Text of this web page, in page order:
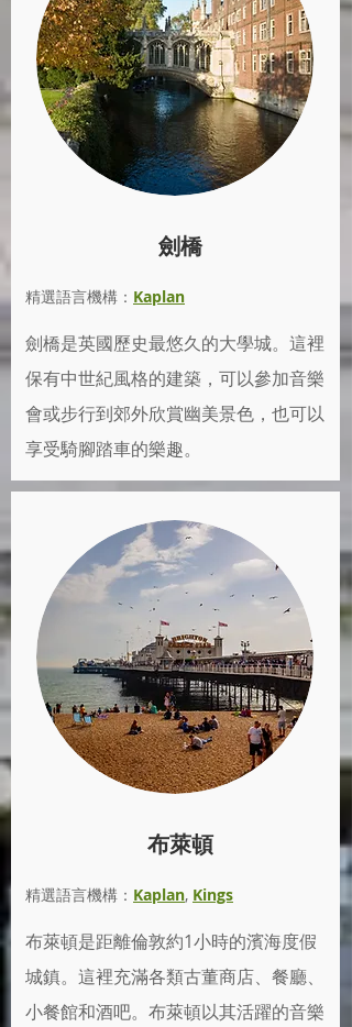
劍橋
精選語言機構： Kaplan
劍橋是英國歷史最悠久的大學城。這裡
保有中世紀風格的建築，可以參加音樂
會或步行到郊外欣賞幽美景色，也可以
享受騎腳踏車的樂趣。
布萊頓
精選語言機構： Kaplan, Kings
布萊頓是距離倫敦約1小時的濱海度假
城鎮。這裡充滿各類古董商店、餐廳、
小餐館和酒吧。布萊頓以其活躍的音樂